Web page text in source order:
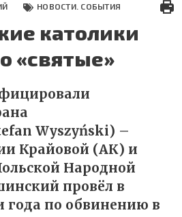
НОВОСТИ. СОБЫТИЯ
католики
«святые»
Wyszyński) –
Крайовой (АК) и
Народной
провёл в
года по обвинению в